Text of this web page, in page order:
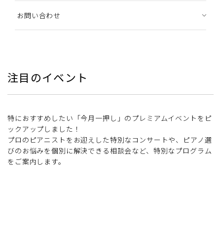
お問い合わせ
注目のイベント
特におすすめしたい「今月一押し」のプレミアムイベントをピ
ックアップしました！
プロのピアニストをお迎えした特別なコンサートや、ピアノ選
びのお悩みを個別に解決できる相談会など、特別なプログラム
をご案内します。